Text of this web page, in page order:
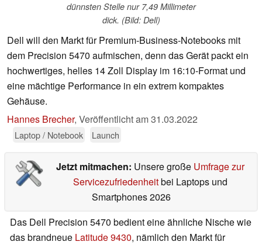
dünnsten Stelle nur 7,49 Millimeter
dick. (Bild: Dell)
Dell will den Markt für Premium-Business-Notebooks mit
dem Precision 5470 aufmischen, denn das Gerät packt ein
hochwertiges, helles 14 Zoll Display im 16:10-Format und
eine mächtige Performance in ein extrem kompaktes
Gehäuse.
Hannes Brecher, Veröffentlicht am31.03.2022
Laptop / Notebook Launch
Jetzt mitmachen: Unsere große Umfrage zur
Servicezufriedenheitbei Laptops und
Smartphones 2026
Das Dell Precision 5470 bedient eine ähnliche Nische wie
das brandneue Latitude 9430, nämlich den Markt für